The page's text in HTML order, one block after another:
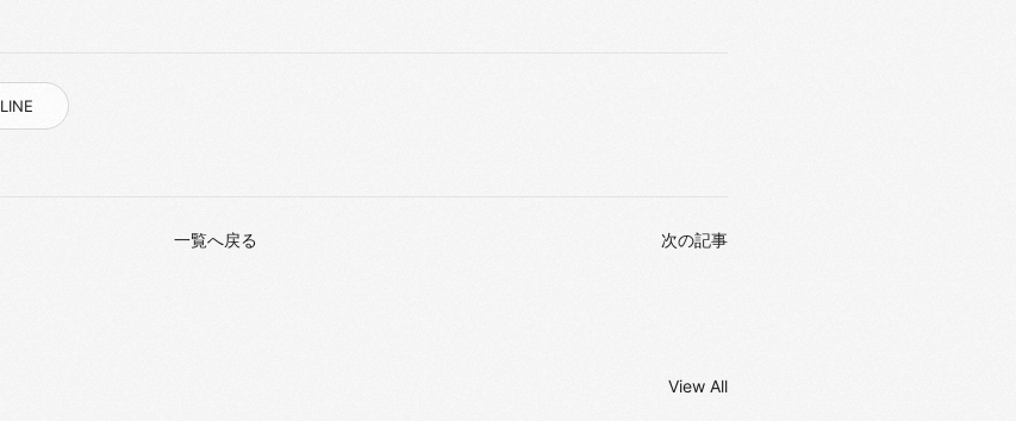
LINE
一覧へ戻る 次の記事
View All